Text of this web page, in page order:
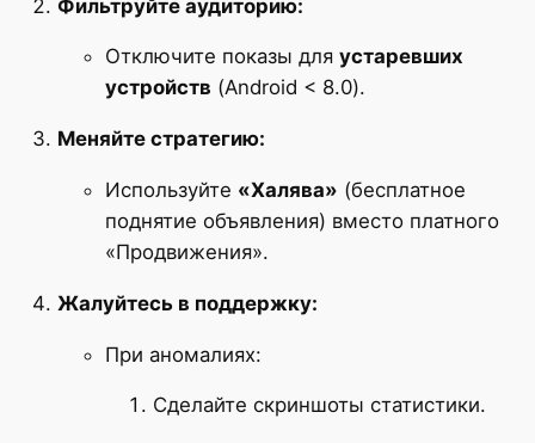
Фильтруйте аудиторию:
Отключите показы для устаревших
устройств (Android < 8.0).
Меняйте стратегию:
Используйте «Халява» (бесплатное
поднятие объявления) вместо платного
«Продвижения».
Жалуйтесь в поддержку:
При аномалиях:
Сделайте скриншоты статистики.